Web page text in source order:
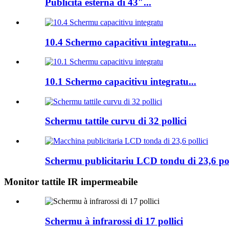
Publicità esterna di 43″...
10.4 Schermo capacitivu integratu...
10.1 Schermo capacitivu integratu...
Schermu tattile curvu di 32 pollici
Schermu publicitariu LCD tondu di 23,6
Monitor tattile IR impermeabile
Schermu à infrarossi di 17 pollici